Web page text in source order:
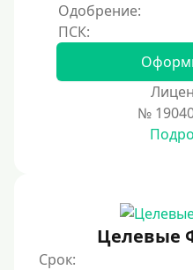
Одобрение:
№
Целевые
Срок: